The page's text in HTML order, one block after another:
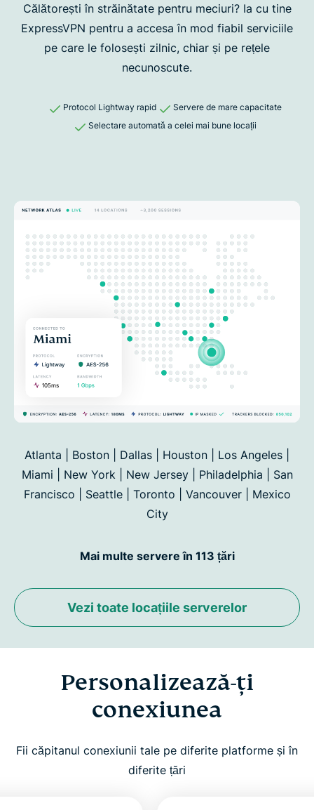
Călătorești în străinătate pentru meciuri? Ia cu tine
ExpressVPN pentru a accesa în mod fiabil serviciile
pe care le folosești zilnic, chiar și pe rețele
necunoscute.
Protocol Lightway rapid
Servere de mare capacitate
Selectare automată a celei mai bune locații
Atlanta | Boston | Dallas | Houston | Los Angeles |
Miami | New York | New Jersey | Philadelphia | San
Francisco | Seattle | Toronto | Vancouver | Mexico
City
Mai multe servere în 113 țări
Vezi toate locațiile serverelor
Personalizează-ți
conexiunea
Fii căpitanul conexiunii tale pe diferite platforme și în
diferite țări